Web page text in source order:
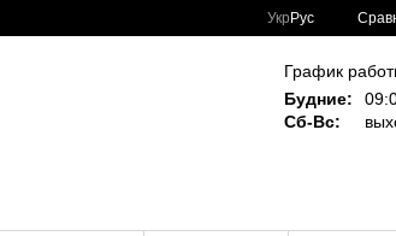
Укр Рус
График
Будние:
Сб-Вс: